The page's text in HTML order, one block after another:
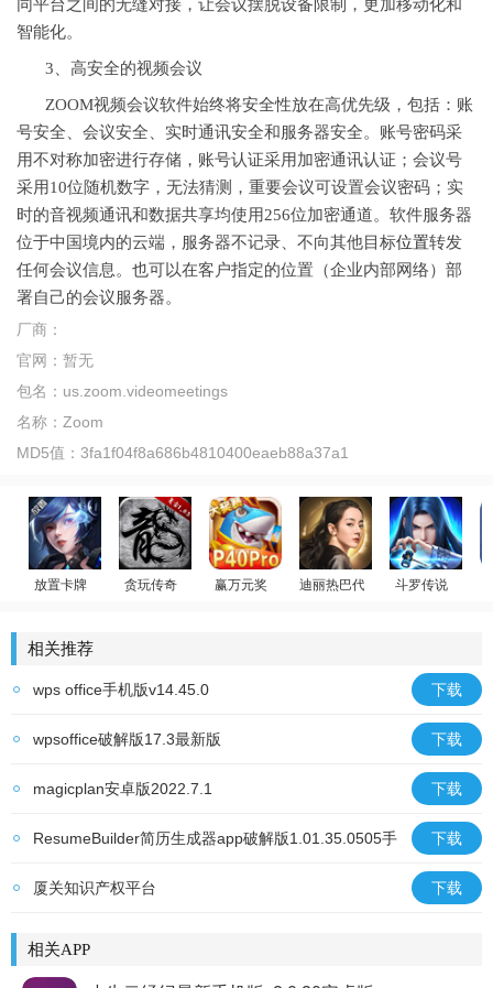
同平台之间的无缝对接，让会议摆脱设备限制，更加移动化和
智能化。
3、高安全的视频会议
ZOOM视频会议软件始终将安全性放在高优先级，包括：账
号安全、会议安全、实时通讯安全和服务器安全。账号密码采
用不对称加密进行存储，账号认证采用加密通讯认证；会议号
采用10位随机数字，无法猜测，重要会议可设置会议密码；实
时的音视频通讯和数据共享均使用256位加密通道。软件服务器
位于中国境内的云端，服务器不记录、不向其他目标位置转发
任何会议信息。也可以在客户指定的位置（企业内部网络）部
署自己的会议服务器。
厂商：
官网： 暂无
包名： us.zoom.videomeetings
名称： Zoom
MD5值： 3fa1f04f8a686b4810400eaeb88a37a1
放置卡牌
贪玩传奇
赢万元奖
迪丽热巴代言
斗罗传说
相关推荐
wps office手机版v14.45.0 下载
wpsoffice破解版17.3最新版 下载
magicplan安卓版2022.7.1 下载
ResumeBuilder简历生成器app破解版1.01.35.0505手
机版
下载
厦关知识产权平台 下载
相关APP